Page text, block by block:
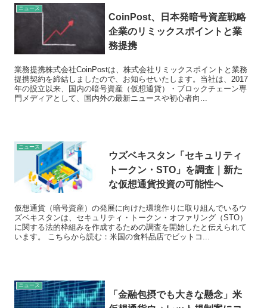
ニュース
CoinPost、日本発暗号資産戦略
企業のリミックスポイントと業
務提携
業務提携株式会社CoinPostは、株式会社リミックスポイントと業務
提携契約を締結しましたので、お知らせいたします。当社は、2017
年の設立以来、国内の暗号資産（仮想通貨）・ブロックチェーン専
門メディアとして、国内外の最新ニュースや初心者向...
ニュース
ウズベキスタン「セキュリティ
トークン・STO」を調査｜新た
な仮想通貨投資の可能性へ
仮想通貨（暗号資産）の発展に向けた環境作りに取り組んでいるウ
ズベキスタンは、セキュリティ・トークン・オファリング（STO）
に関する法的枠組みを作成するための調査を開始したと伝えられて
います。 こちらから読む：米国の食料品店でビットコ...
ニュース
「金融包摂でも大きな懸念」米